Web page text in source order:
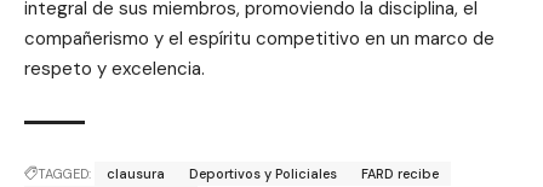
integral de sus miembros, promoviendo la disciplina, el
compañerismo y el espíritu competitivo en un marco de
respeto y excelencia.
TAGGED: clausura Deportivos y Policiales
FARD recibe